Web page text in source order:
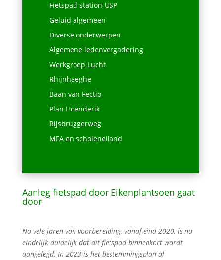
Fietspad station-USP
Geluid algemeen
Diverse onderwerpen
Algemene ledenvergadering
Werkgroep Lucht
Rhijnhaeghe
Baan van Fectio
Plan Hoenderik
Rijsbruggerweg
MFA en scholeneiland
Aanleg fietspad door Eikenplantsoen gaat
door
Na vele jaren van voorbereiding, vanaf eind 2020, is nu
eindelijk duidelijk dat dit fietspad binnenkort wordt
aangelegd. In 2023 is het bestemmingsplan al